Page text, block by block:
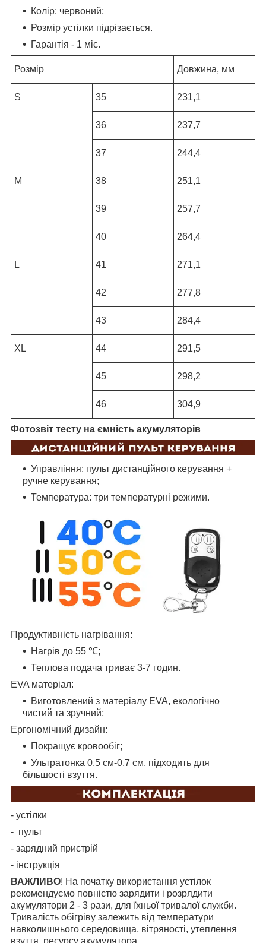
Колір: червоний;
Розмір устілки підрізається.
Гарантія - 1 міс.
Розмір Довжина, мм
S 35 231,1
36 237,7
37 244,4
M 38 251,1
39 257,7
40 264,4
L 41 271,1
42 277,8
43 284,4
XL 44 291,5
45 298,2
46 304,9
Фотозвіт тесту на ємність акумуляторів
Управління: пульт дистанційного керування +
ручне керування;
Температура: три температурні режими.
Продуктивність нагрівання:
Нагрів до 55 ℃;
Теплова подача триває 3-7 годин.
EVA матеріал:
Виготовлений з матеріалу EVA, екологічно
чистий та зручний;
Ергономічний дизайн:
Покращує кровообіг;
Ультратонка 0,5 см-0,7 см, підходить для
більшості взуття.
- устілки
- пульт
- зарядний пристрій
- інструкція
ВАЖЛИВО! На початку використання устілок
рекомендуємо повністю зарядити і розрядити
акумулятори 2 - 3 рази, для їхньої тривалої служби.
Тривалість обігріву залежить від температури
навколишнього середовища, вітряності, утеплення
взуття, ресурсу акумулятора.